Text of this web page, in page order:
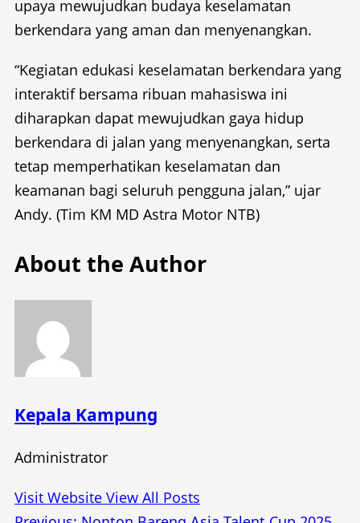
upaya mewujudkan budaya keselamatan
berkendara yang aman dan menyenangkan.
“Kegiatan edukasi keselamatan berkendara yang
interaktif bersama ribuan mahasiswa ini
diharapkan dapat mewujudkan gaya hidup
berkendara di jalan yang menyenangkan, serta
tetap memperhatikan keselamatan dan
keamanan bagi seluruh pengguna jalan,” ujar
Andy. (Tim KM MD Astra Motor NTB)
About the Author
Kepala Kampung
Administrator
Visit Website View All Posts